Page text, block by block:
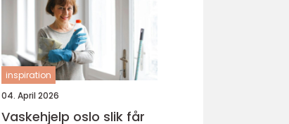
inspiration
04. April 2026
Vaskehjelp oslo slik får